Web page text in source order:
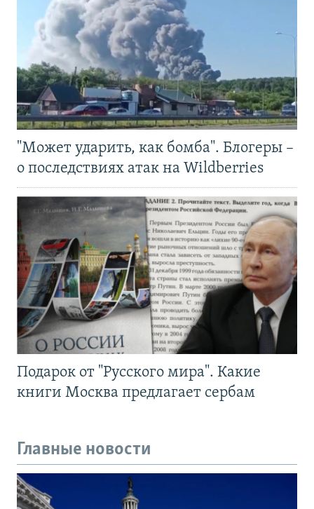
"Может ударить, как бомба". Блогеры –
о последствиях атак на Wildberries
Подарок от "Русского мира". Какие
книги Москва предлагает сербам
Главные новости